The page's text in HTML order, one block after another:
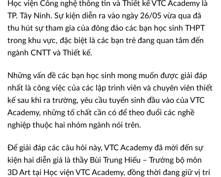
Học viện Công nghệ thông tin và Thiết kế VTC Academy là
TP. Tây Ninh. Sự kiện diễn ra vào ngày 26/05 vừa qua đã
thu hút sự tham gia của đông đảo các bạn học sinh THPT
trong khu vực, đặc biệt là các bạn trẻ đang quan tâm đến
ngành CNTT và Thiết kế.
Những vấn đề các bạn học sinh mong muốn được giải đáp
nhất là công việc của các lập trình viên và chuyên viên thiết
kế sau khi ra trường, yêu cầu tuyển sinh đầu vào của VTC
Academy, những tố chất cần có để theo đuổi các nghề
nghiệp thuộc hai nhóm ngành nói trên.
Để giải đáp các câu hỏi này, VTC Academy đã mời đến sự
kiện hai diễn giả là thầy Bùi Trung Hiếu – Trưởng bộ môn
3D Art tại Học viện VTC Academy, đồng thời đang giữ vị trí